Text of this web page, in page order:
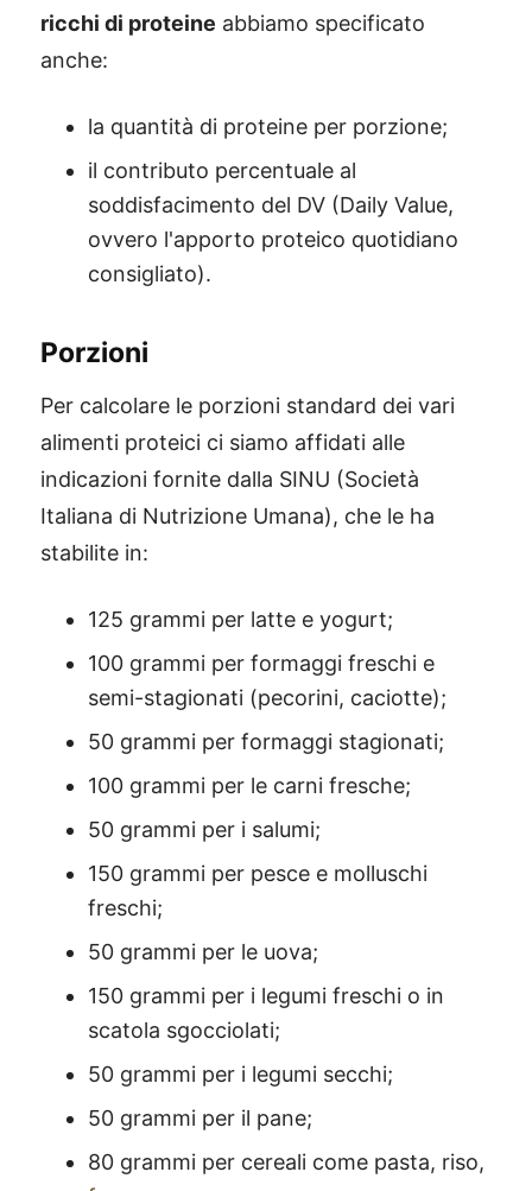
ricchi di proteine abbiamo specificato
anche:
la quantità di proteine per porzione;
il contributo percentuale al
soddisfacimento del DV (Daily Value,
ovvero l'apporto proteico quotidiano
consigliato).
Porzioni
Per calcolare le porzioni standard dei vari
alimenti proteici ci siamo affidati alle
indicazioni fornite dalla SINU (Società
Italiana di Nutrizione Umana), che le ha
stabilite in:
125 grammi per latte e yogurt;
100 grammi per formaggi freschi e
semi-stagionati (pecorini, caciotte);
50 grammi per formaggi stagionati;
100 grammi per le carni fresche;
50 grammi per i salumi;
150 grammi per pesce e molluschi
freschi;
50 grammi per le uova;
150 grammi per i legumi freschi o in
scatola sgocciolati;
50 grammi per i legumi secchi;
50 grammi per il pane;
80 grammi per cereali come pasta, riso,